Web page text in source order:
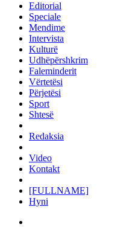
Editorial
Speciale
Mendime
Intervista
Kulturë
Udhëpërshkrim
Faleminderit
Vërtetësi
Përjetësi
Sport
Shtesë
Redaksia
Video
Kontakt
[FULLNAME]
Hyni